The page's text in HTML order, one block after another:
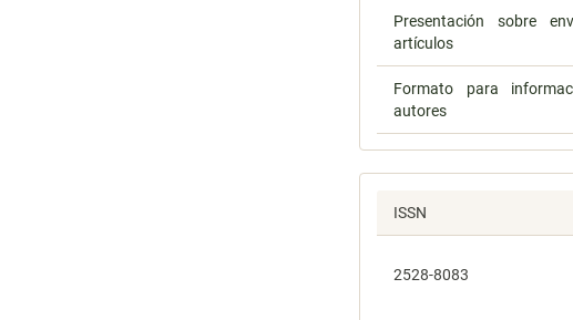
Presentación sobre
artículos
Formato para
autores
ISSN
2528-8083